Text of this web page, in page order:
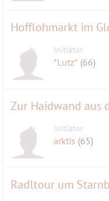
Hofflohmarkt im
Initiator
*Lutz* (66)
Zur Haidwand aus
Initiator
arktis (65)
Radltour um